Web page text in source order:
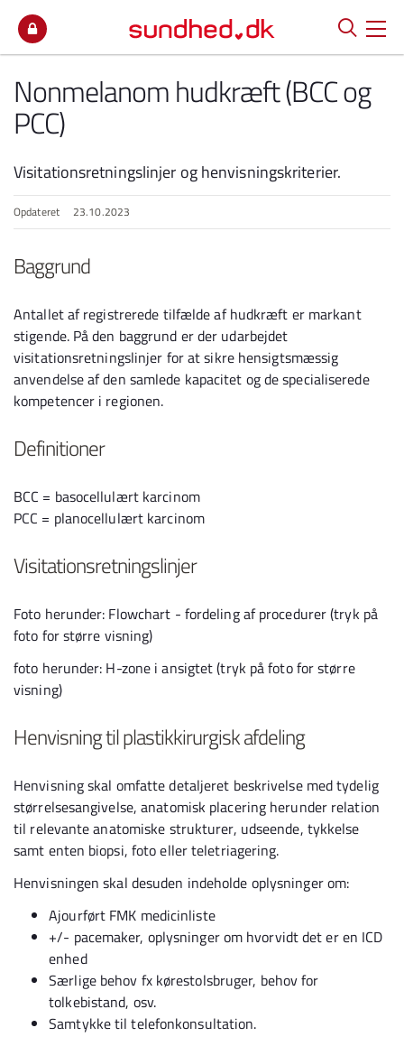
Nonmelanom hudkræft (BCC og
PCC)
Visitationsretningslinjer og henvisningskriterier.
Opdateret 23.10.2023
Baggrund
Antallet af registrerede tilfælde af hudkræft er markant
stigende. På den baggrund er der udarbejdet
visitationsretningslinjer for at sikre hensigtsmæssig
anvendelse af den samlede kapacitet og de specialiserede
kompetencer i regionen.
Definitioner
BCC = basocellulært karcinom
PCC = planocellulært karcinom
Visitationsretningslinjer
Foto herunder: Flowchart - fordeling af procedurer (tryk på
foto for større visning)
foto herunder: H-zone i ansigtet (tryk på foto for større
visning)
Henvisning til plastikkirurgisk afdeling
Henvisning skal omfatte detaljeret beskrivelse med tydelig
størrelsesangivelse, anatomisk placering herunder relation
til relevante anatomiske strukturer, udseende, tykkelse
samt enten biopsi, foto eller teletriagering.
Henvisningen skal desuden indeholde oplysninger om:
Ajourført FMK medicinliste
+/- pacemaker, oplysninger om hvorvidt det er en ICD
enhed
Særlige behov fx kørestolsbruger, behov for
tolkebistand, osv.
Samtykke til telefonkonsultation.